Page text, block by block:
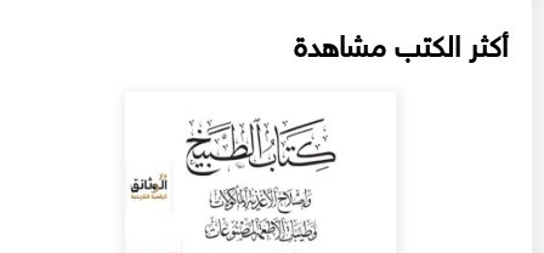
أكثر الكتب مشاهدة